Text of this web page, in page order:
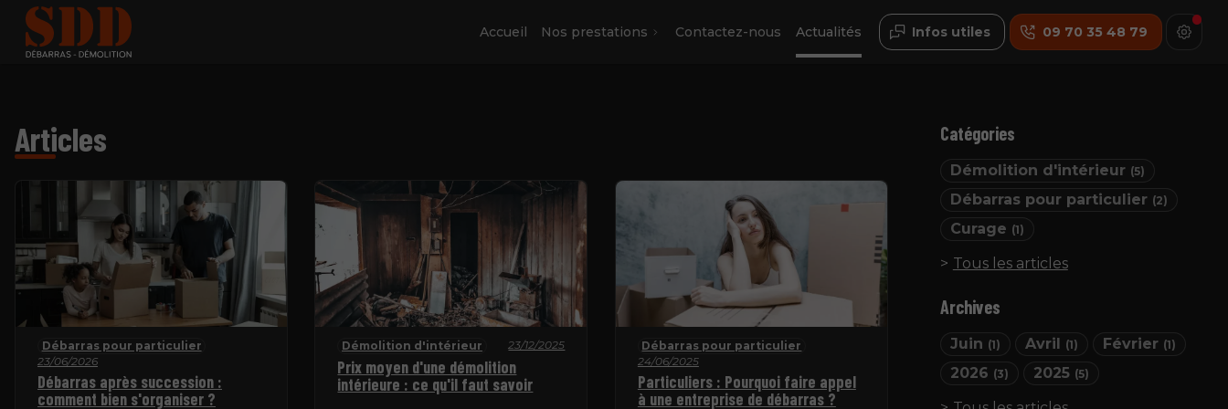
Accueil Nos prestations Contactez-nous Actualités Infos utiles 09 70 35 48 79
Catégories
Démolition d'intérieur (5)
Débarras pour particulier (2)
Curage (1)
Tous les articles
Archives
Juin (1) Avril (1) Février (1)
2026 (3) 2025 (5)
Articles
Débarras pour particulier
23/06/2026
Débarras après succession :
comment bien s'organiser ?
Démolition d'intérieur 23/12/2025
Prix moyen d'une démolition
intérieure : ce qu'il faut savoir
Débarras pour particulier
24/06/2025
Particuliers : Pourquoi faire appel
à une entreprise de débarras ?